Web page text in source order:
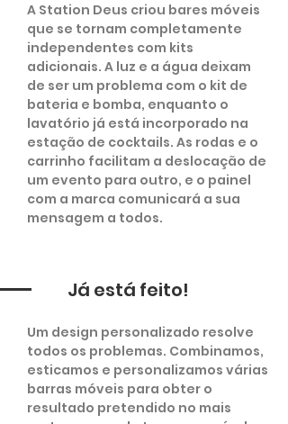
A Station Deus criou bares móveis
que se tornam completamente
independentes com kits
adicionais. A luz e a água deixam
de ser um problema com o kit de
bateria e bomba, enquanto o
lavatório já está incorporado na
estação de cocktails. As rodas e o
carrinho facilitam a deslocação de
um evento para outro, e o painel
com a marca comunicará a sua
mensagem a todos.
Já está feito!
Um design personalizado resolve
todos os problemas. Combinamos,
esticamos e personalizamos várias
barras móveis para obter o
resultado pretendido no mais